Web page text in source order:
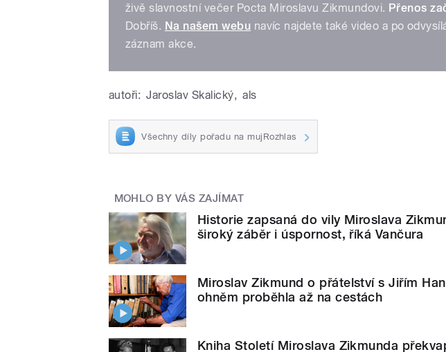
živě slavnostní večer Pocta Miroslavu Zikmundovi. Přenos
Dobříš. Na našem webu navíc najdete také video a po
záznam akce.
autoři: Jaroslav Skalický, als
Všechny díly pořadu na mujRozhlas
MOHLO BY VÁS ZAJÍMAT
Historie zapsaná do vily Miroslava
široký záběr i úspornost, říká Vančura
Miroslav Zikmund o přátelství s Jiřím
ohněm proběhla až na cestách
Kniha Století Miroslava Zikmunda